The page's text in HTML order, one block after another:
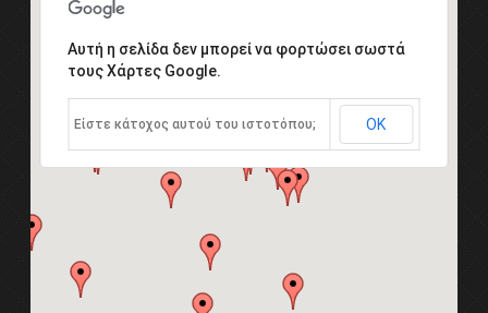
ΛΙΣΤΑ ΓΛΥΠΤΩΝ
ΤΟ ΣΥΜΠΟΣΙΟ ΓΛΥΠΤΙΚΗΣ
1ο Διεθνές συμπόσιο γλυπτικής
2ο Διεθνές συμπόσιο γλυπτικής
Αυτή η σελίδα δεν μπορεί να φορτώσει σωστά
τους Χάρτες Google.
Είστε κάτοχος αυτού του ιστοτόπου; ΟΚ